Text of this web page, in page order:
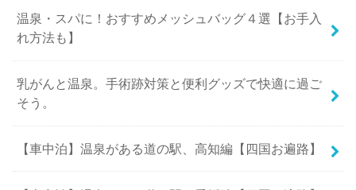
温泉・スパに！おすすめメッシュバッグ４選【お手入
れ方法も】
乳がんと温泉。手術跡対策と便利グッズで快適に過ご
そう。
【車中泊】温泉がある道の駅、高知編【四国お遍路】